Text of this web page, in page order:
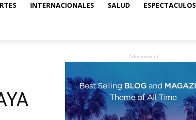
INTERNACIONALES SALUD ESPECTACULOS
- Advertisment -